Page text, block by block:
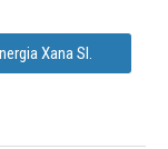
Xana Sl.